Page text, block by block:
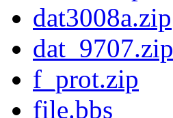
dat3008a.zip
dat_9707.zip
f_prot.zip
file.bbs